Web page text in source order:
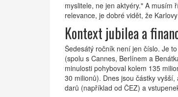
myslitele, ne jen aktyéry." A musím
relevance, je dobré vidět, že
Kontext jubilea a
Šedesátý ročník není jen číslo. Je
(spolu s Cannes, Berlínem a
minulosti pohyboval kolem 135
30 milionů). Dnes jsou částky
darů (například od ČEZ) a